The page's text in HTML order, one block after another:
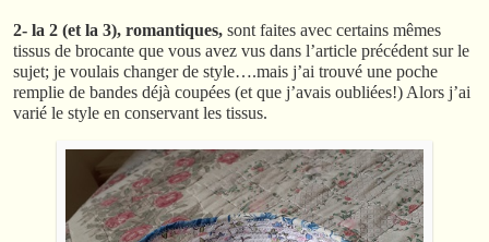
2- la 2 (et la 3), romantiques, sont faites avec certains mêmes
tissus de brocante que vous avez vus dans l’article précédent sur le
sujet; je voulais changer de style….mais j’ai trouvé une poche
remplie de bandes déjà coupées (et que j’avais oubliées!) Alors j’ai
varié le style en conservant les tissus.